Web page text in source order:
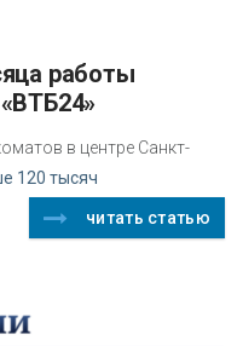
в центре Санкт-
120 тысяч
читать статью